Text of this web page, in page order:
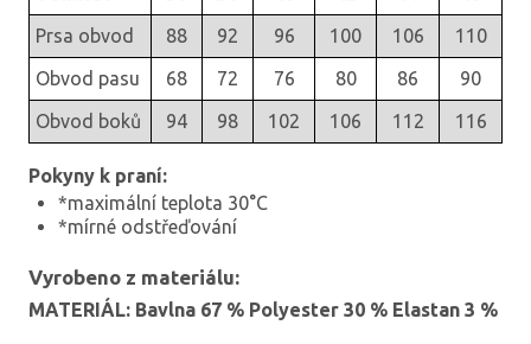
Prsa obvod
88 92 96 100 106
110
Obvod pasu
68 72 76 80 86
90
Obvod boků
94 98 102 106 112 116
Pokyny k praní:
*maximální teplota 30°C
*mírné odstřeďování
Vyrobeno z materiálu:
MATERIÁL: Bavlna 67 % Polyester 30 % Elastan 3 %